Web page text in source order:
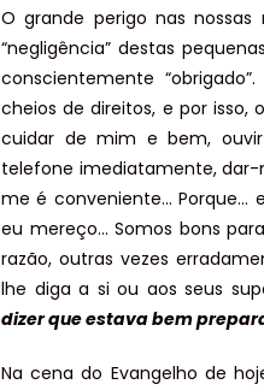
O grande perigo nas nossas
“negligência” destas
conscientemente
cheios de direitos, e por isso,
cuidar de mim e bem,
telefone imediatamente, dar-
me é conveniente… Porque…
eu mereço… Somos bons
razão, outras vezes
lhe diga a si ou aos seus
dizer que estava bem
Na cena do Evangelho de